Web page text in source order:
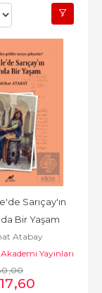
Sarıçay'ın
Bir Yaşam
Atabay
Yayınları
,00
,60